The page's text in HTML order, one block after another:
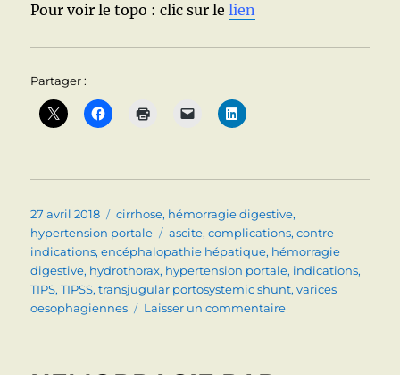
Pour voir le topo : clic sur lelien
Partager :
Publié
le
27 avril 2018 Catégories
cirrhose, hémorragie digestive,
hypertension portale
Étiquettes
ascite,complications,contre-
indications,encéphalopathie hépatique, hémorragie
digestive, hydrothorax, hypertension portale, indications,
TIPS,TIPSS,transjugular portosystemic shunt,varices
oesophagiennes
Laisser un commentairesur